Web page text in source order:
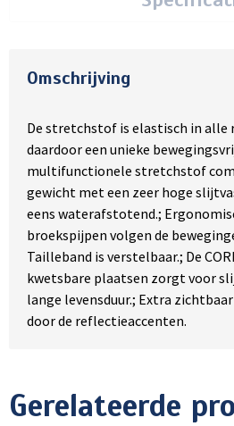
Omschrijving
De stretchstof is elastisch in alle
daardoor een unieke
multifunctionele stretchstof
gewicht met een zeer hoge
eens waterafstotend.;
broekspijpen volgen de
Tailleband is verstelbaar.; De
kwetsbare plaatsen zorgt voor
lange levensduur.; Extra
door de reflectieaccenten.
Gerelateerde